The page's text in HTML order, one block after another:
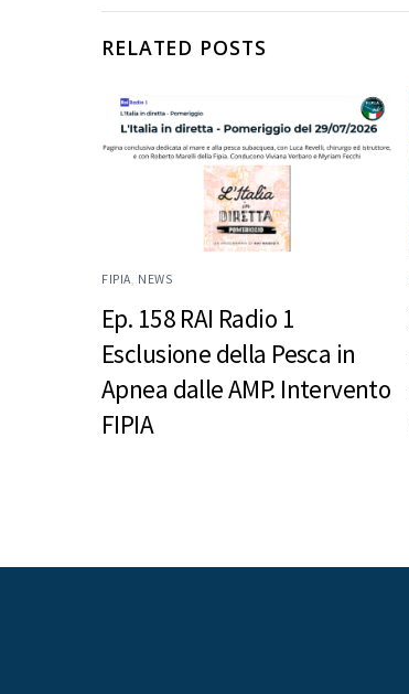
RELATED POSTS
FIPIA, NEWS
Ep. 158 RAI Radio 1
Esclusione della Pesca in
Apnea dalle AMP. Intervento
FIPIA